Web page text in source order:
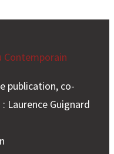
Contemporain
publication, co-
Laurence Guignard